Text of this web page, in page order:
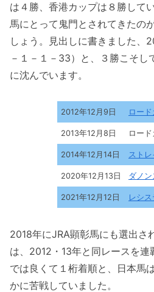
は４勝、香港カップは８勝して
馬にとって鬼門とされてきたの
しょう。見出しに書きました、
－１－１－33）と、３勝こそし
に沈んでいます。
2012年12月9日 ロー
2013年12月8日 ロー
2014年12月14日 スト
2020年12月13日 ダノン
2021年12月12日 レシ
2018年にJRA顕彰馬にも選出さ
は、2012・13年と同レースを連
では良くて１桁着順と、日本馬
かに苦戦していました。